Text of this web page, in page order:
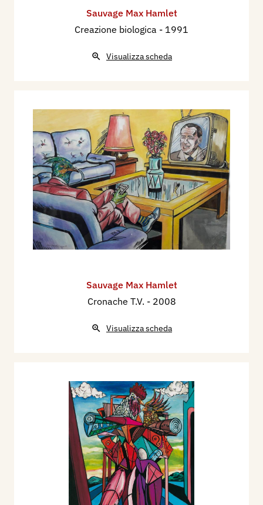
Sauvage Max Hamlet
Creazione biologica - 1991
Visualizza scheda
Sauvage Max Hamlet
Cronache T.V. - 2008
Visualizza scheda